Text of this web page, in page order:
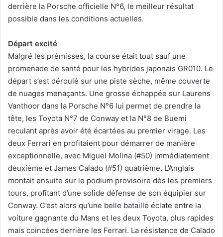
derrière la Porsche officielle N°6, le meilleur résultat
possible dans les conditions actuelles.
Départ excité
Malgré les prémisses, la course était tout sauf une
promenade de santé pour les hybrides japonais GR010. Le
départ s’est déroulé sur une piste sèche, même couverte
de nuages ​​menaçants. Une grosse échappée sur Laurens
Vanthoor dans la Porsche N°6 lui permet de prendre la
tête, les Toyota N°7 de Conway et la N°8 de Buemi
reculant après avoir été écartées au premier virage. Les
deux Ferrari en profitaient pour démarrer de manière
exceptionnelle, avec Miguel Molina (#50) immédiatement
deuxième et James Calado (#51) quatrième. L’Anglais
montait ensuite sur le podium provisoire dès les premiers
tours, profitant d’une solide défense de son équipier sur
Conway. C’est alors qu’une belle bataille éclate entre la
voiture gagnante du Mans et les deux Toyota, plus rapides
mais coincées derrière les Ferrari. La résistance de Calado